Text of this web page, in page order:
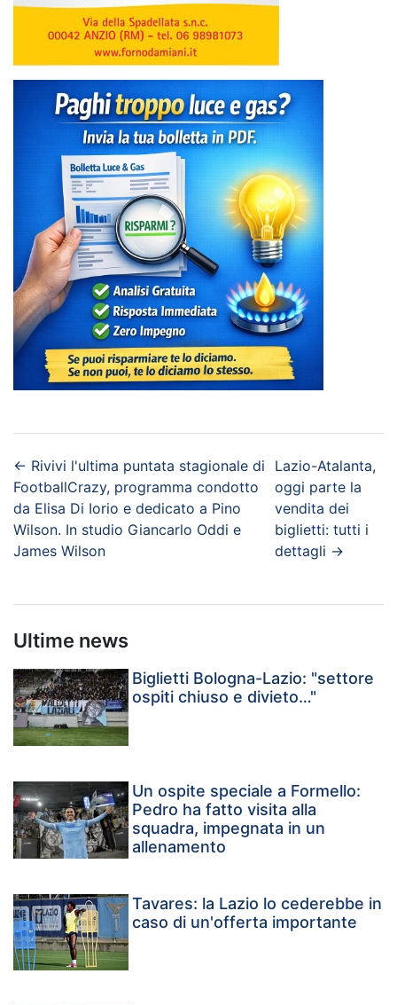
← Rivivi l'ultima puntata stagionale di
FootballCrazy, programma condotto
da Elisa Di Iorio e dedicato a Pino
Wilson. In studio Giancarlo Oddi e
James Wilson
Lazio-Atalanta,
oggi parte la
vendita dei
biglietti: tutti i
dettagli →
Ultime news
Biglietti Bologna-Lazio: "settore
ospiti chiuso e divieto…"
Un ospite speciale a Formello:
Pedro ha fatto visita alla
squadra, impegnata in un
allenamento
Tavares: la Lazio lo cederebbe in
caso di un'offerta importante